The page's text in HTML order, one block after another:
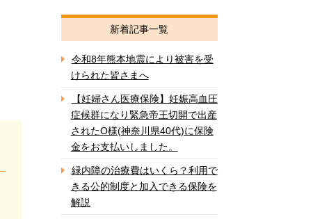
新着記事一覧
令和8年熊本地震により被害を受
けられた皆さまへ
【妊婦さん医療保険】妊娠高血圧
症候群になり緊急帝王切開で出産
されたO様(神奈川県40代)に保険
金をお支払いしました。
緑内障の治療費はいくら？利用で
きる公的制度と加入できる保険を
解説